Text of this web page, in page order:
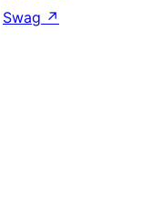
Swag ↗